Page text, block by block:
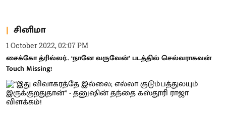
சினிமா
1 October 2022, 02:07 PM
சைக்கோ த்ரில்லர்.. ‘நானே வருவேன்’ படத்தில் செல்வராகவன்
Touch Missing!